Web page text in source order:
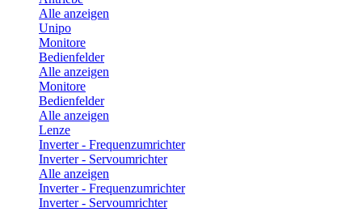
Alle anzeigen
Unipo
Monitore
Bedienfelder
Alle anzeigen
Monitore
Bedienfelder
Alle anzeigen
Lenze
Inverter - Frequenzumrichter
Inverter - Servoumrichter
Alle anzeigen
Inverter - Frequenzumrichter
Inverter - Servoumrichter